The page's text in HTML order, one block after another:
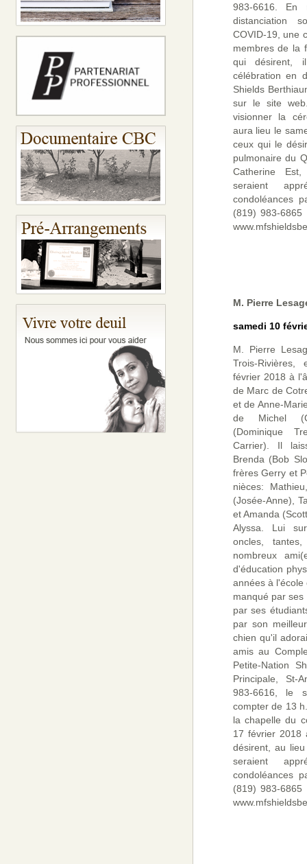
983-6616. En
distanciation
COVID-19, une
membres de la
qui désirent,
célébration en
Shields
sur le site
visionner la
aura lieu le
ceux qui le
pulmonaire du
Catherine
seraient
condoléances
(819) 983-
M. Pierre
samedi 10
M. Pierre
Trois-
février 2018 à
de Marc de
et de Anne-
de Michel
(Dominique
Carrier). Il
Brenda (Bob
frères Gerry et
nièces:
(Josée-Anne),
et Amanda
Alyssa. Lui
oncles,
nombreux
d'éducation
années à
manqué par
par ses
par son
chien qu'il
amis au
Petite-Nation
Principale, St-
983-6616, le
compter de 13
la chapelle du
17 février
désirent, au
seraient
condoléances
(819) 983-